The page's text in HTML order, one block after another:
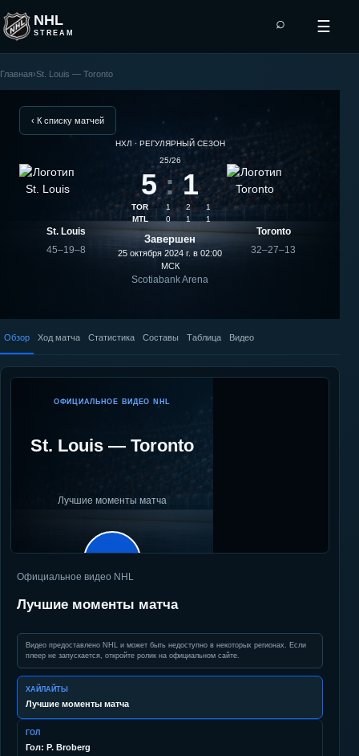
NHL
STREAM
⌕ ☰
Toronto
Louis:
результат
матча
Главная›St. Louis — Toronto
‹ К списку матчей
St. Louis
45–19–8
НХЛ · РЕГУЛЯРНЫЙ СЕЗОН
25/26
5 : 1
TOR 1 2
1
MTL
0 1 1
Завершен
25 октября 2024 г. в 02:00
МСК
Scotiabank Arena
Toronto
32–27–13
Обзор Ход матча Статистика Составы Таблица Видео
ОФИЦИАЛЬНОЕ ВИДЕО NHL
St. Louis — Toronto
Лучшие моменты матча
▶
Официальное видео NHL
Лучшие моменты матча
Видео предоставлено NHL и может быть недоступно в некоторых регионах. Если
плеер не запускается, откройте ролик на официальном сайте.
ХАЙЛАЙТЫ
Лучшие моменты матча
ГОЛ
Гол: P. Broberg